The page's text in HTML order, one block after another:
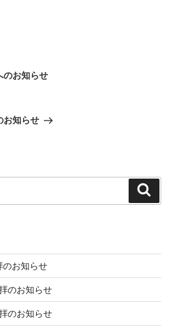
のお知らせ
お知らせ
お知らせ
のお知らせ
のお知らせ